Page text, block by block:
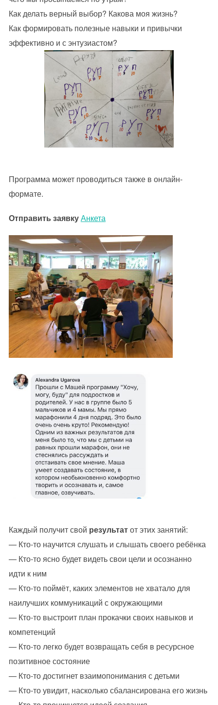
Как делать верный выбор? Какова моя жизнь?
Как формировать полезные навыки и привычки
эффективно и с энтузиастом?
Программа может проводиться также в онлайн-
формате.
Отправить заявкуАнкета
Каждый получит свой результатот этих занятий:
— Кто-то научится слушать и слышать своего ребёнка
— Кто-то ясно будет видеть свои цели и осознанно
идти к ним
— Кто-то поймёт, каких элементов не хватало для
наилучших коммуникаций с окружающими
— Кто-то выстроит план прокачки своих навыков и
компетенций
— Кто-то легко будет возвращать себя в ресурсное
позитивное состояние
— Кто-то достигнет взаимопонимания с детьми
— Кто-то увидит, насколько сбалансирована его жизнь